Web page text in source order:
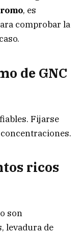
, es
comprobar la
de GNC
Fijarse
ricos
son
levadura de